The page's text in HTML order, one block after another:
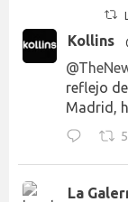
Kollins
reflejo
Madrid,
La